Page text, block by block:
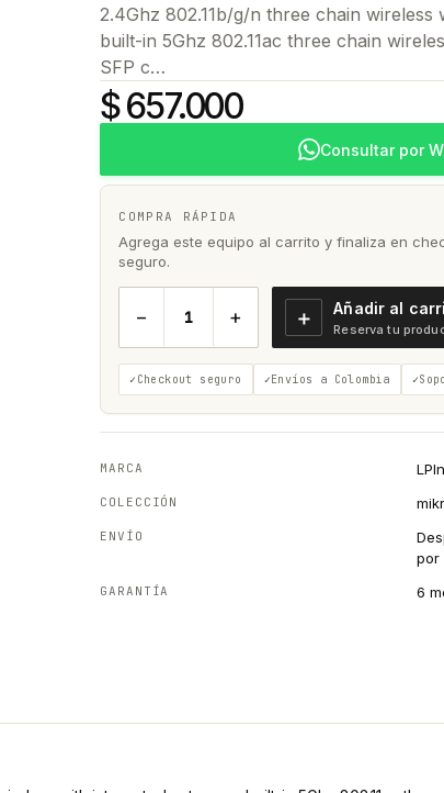
2.4Ghz 802.11b/g/n three chain wireless
built-in 5Ghz 802.11ac three chain
SFP c…
$ 657.000
Consultar por
COMPRA RÁPIDA
Agrega este equipo al carrito y finaliza en
seguro.
− + ＋ Añadir al
Reserva tu
Checkout seguro Envíos a Colombia
MARCA
COLECCIÓN
ENVÍO
por
GARANTÍA 6